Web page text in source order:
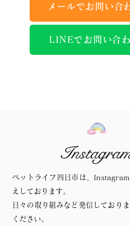
メールでお問い合
LINEでお問い合
ペットライフ四日市は、
えしております。
日々の取り組みなど発信しており
ください。